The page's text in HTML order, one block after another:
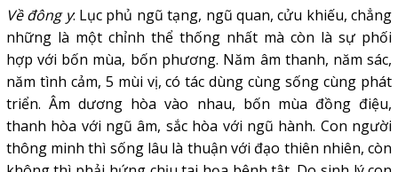
Về đông y: Lục phủ ngũ tạng, ngũ quan, cửu khiếu, chẳng
những là một chỉnh thể thống nhất mà còn là sự phối
hợp với bốn mùa, bốn phương. Năm âm thanh, năm sác,
năm tình cảm, 5 mùi vị, có tác dùng cùng sống cùng phát
triển. Âm dương hòa vào nhau, bốn mùa đồng điệu,
thanh hòa với ngũ âm, sắc hòa với ngũ hành. Con người
thông minh thì sống lâu là thuận với đạo thiên nhiên, còn